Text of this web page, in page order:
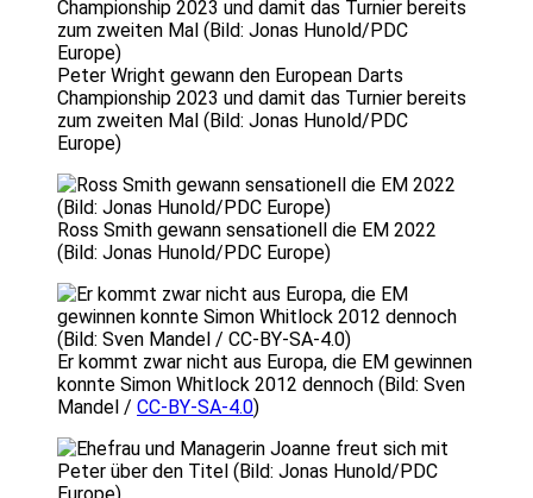
Peter Wright gewann den European Darts
Championship 2023 und damit das Turnier bereits
zum zweiten Mal (Bild: Jonas Hunold/PDC
Europe)
Ross Smith gewann sensationell die EM 2022
(Bild: Jonas Hunold/PDC Europe)
Er kommt zwar nicht aus Europa, die EM gewinnen
konnte Simon Whitlock 2012 dennoch (Bild: Sven
Mandel / CC-BY-SA-4.0)